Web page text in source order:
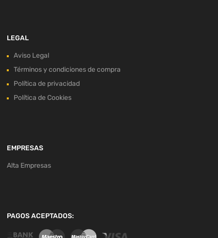
LEGAL
Aviso Legal
Términos y condiciones de compra
Política de privacidad
Política de Cookies
EMPRESAS
Alta Empresas
PAGOS ACEPTADOS: